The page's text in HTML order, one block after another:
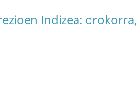
Indizea: orokorra,